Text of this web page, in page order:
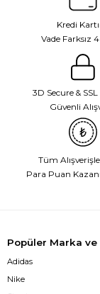
Kredi
Vade Farksız
3D Secure &
Güvenli
Tüm
Para Puan
Popüler Marka
Adidas
Nike